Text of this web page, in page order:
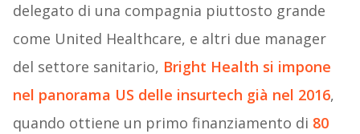
delegato di una compagnia piuttosto grande
come United Healthcare, e altri due manager
del settore sanitario, Bright Health si impone
nel panorama US delle insurtech già nel 2016,
quando ottiene un primo finanziamento di 80